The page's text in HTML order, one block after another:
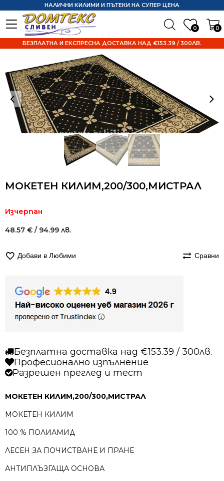
0 0
НАЛИЧНИ КИЛИМИ И ПЪТЕКИ НА СУПЕР ЦЕНА
БЕЗПЛАТНА И ЕКСПРЕСНА ДОСТАВКА НАД €153.39 / 300ЛВ.
МОКЕТЕН КИЛИМ,200/300,МИСТРАЛ
Изчерпан
48.57 € / 94.99 лв.
Добави в Любими Сравни
Безплатна доставка над €153.39 / 300лв.
Професионално изпълнение
Разрешен преглед и тест
МОКЕТЕН КИЛИМ,200/300,МИСТРАЛ
МОКЕТЕН КИЛИМ
100 % ПОЛИАМИД
ЛЕСЕН ЗА ПОЧИСТВАНЕ И ПРАНЕ
АНТИПЛЪЗГАЩА ОСНОВА